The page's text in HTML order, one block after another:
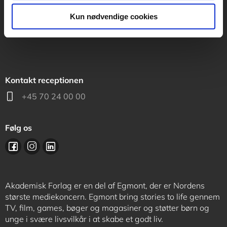
Kun nødvendige cookies
support@akademisk.dk
Kontakt receptionen
+45 70 24 00 00
Følg os
Akademisk Forlag er en del af Egmont, der er Nordens
største mediekoncern. Egmont bring stories to life gennem
TV, film, games, bøger og magasiner og støtter børn og
unge i svære livsvilkår i at skabe et godt liv.